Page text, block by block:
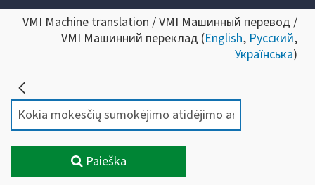
VMI Machine translation / VMI Машинный перевод /
VMI Машинний переклад (English, Русский,
Українська)
Paieška